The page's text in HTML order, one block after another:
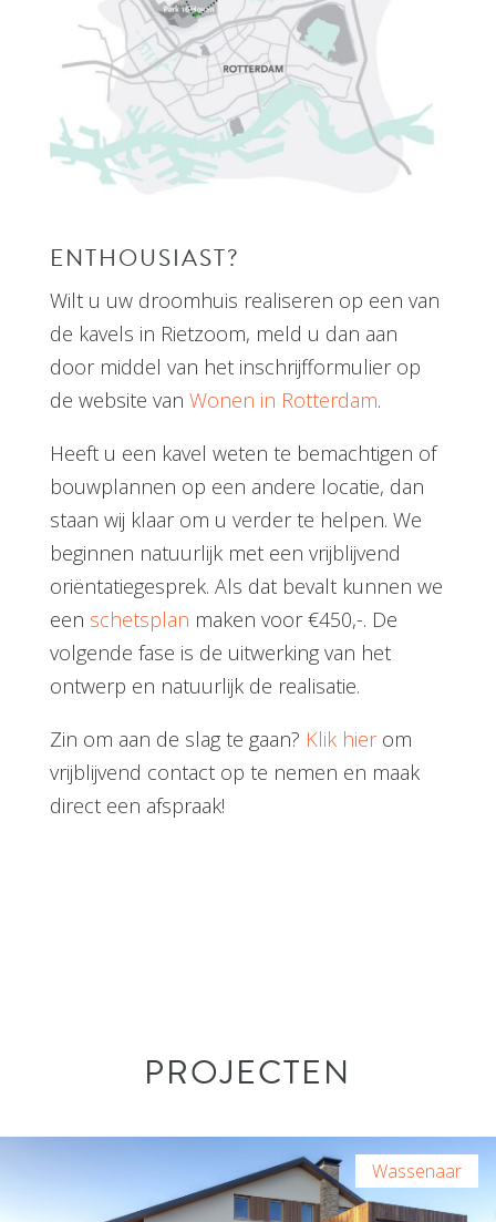
ENTHOUSIAST?
Wilt u uw droomhuis realiseren op een van
de kavels in Rietzoom, meld u dan aan
door middel van het inschrijfformulier op
de website van Wonen in Rotterdam.
Heeft u een kavel weten te bemachtigen of
bouwplannen op een andere locatie, dan
staan wij klaar om u verder te helpen. We
beginnen natuurlijk met een vrijblijvend
oriëntatiegesprek. Als dat bevalt kunnen we
een schetsplan maken voor €450,-. De
volgende fase is de uitwerking van het
ontwerp en natuurlijk de realisatie.
Zin om aan de slag te gaan? Klik hierom
vrijblijvend contact op te nemen en maak
direct een afspraak!
PROJECTEN
Wassenaar